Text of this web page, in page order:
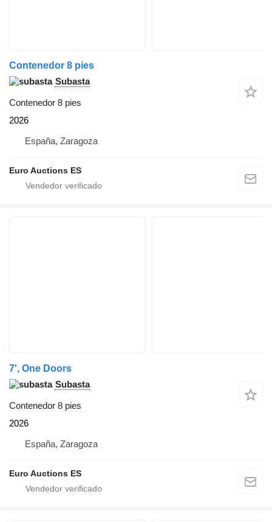
Contenedor 8 pies
Subasta
Contenedor 8 pies
2026
España, Zaragoza
Euro Auctions ES
7', One Doors
Subasta
Contenedor 8 pies
2026
España, Zaragoza
Euro Auctions ES